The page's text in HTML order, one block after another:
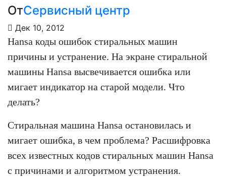
ОтСервисный центр
Дек 10, 2012
Hansa коды ошибок стиральных машин
причины и устранение. На экране стиральной
машины Hansa высвечивается ошибка или
мигает индикатор на старой модели. Что
делать?
Стиральная машина Hansa остановилась и
мигает ошибка, в чем проблема? Расшифровка
всех известных кодов стиральных машин Hansa
с причинами и алгоритмом устранения.